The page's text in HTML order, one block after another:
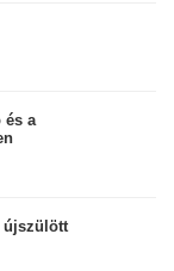
és a
újszülött